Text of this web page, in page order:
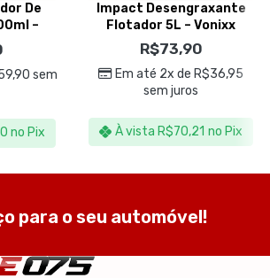
De
–
sem
no Pix
Impact Desengraxante
Flotador 5L – Vonixx
R$73,90
Em até 2x de R$36,95
sem juros
À vista R$70,21 no Pix
para o seu automóvel!